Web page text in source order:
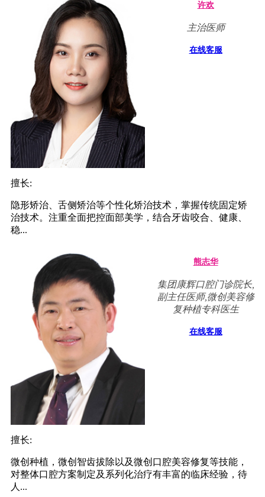
许欢
主治医师
在线客服
擅长:
隐形矫治、舌侧矫治等个性化矫治技术，掌握传统固定矫
治技术。注重全面把控面部美学，结合牙齿咬合、健康、
稳...
熊志华
集团康辉口腔门诊院长,
副主任医师,微创美容修
复种植专科医生
在线客服
擅长:
微创种植，微创智齿拔除以及微创口腔美容修复等技能，
对整体口腔方案制定及系列化治疗有丰富的临床经验，待
人...